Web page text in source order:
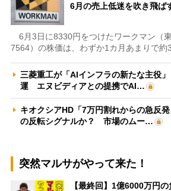
6月の売上低迷を吹き飛
6月3日に8330円をつけたワークマン（
7564）の株価は、わずか1カ月あまりで約
三菱重工が「AIインフラの新たな主役
運 エヌビディアとの提携でAI…
キオクシアHD「7万円割れからの急反
の反転シグナルか？ 市場のムー…
突然マルサがやって来た！
【最終回】1億6000万円